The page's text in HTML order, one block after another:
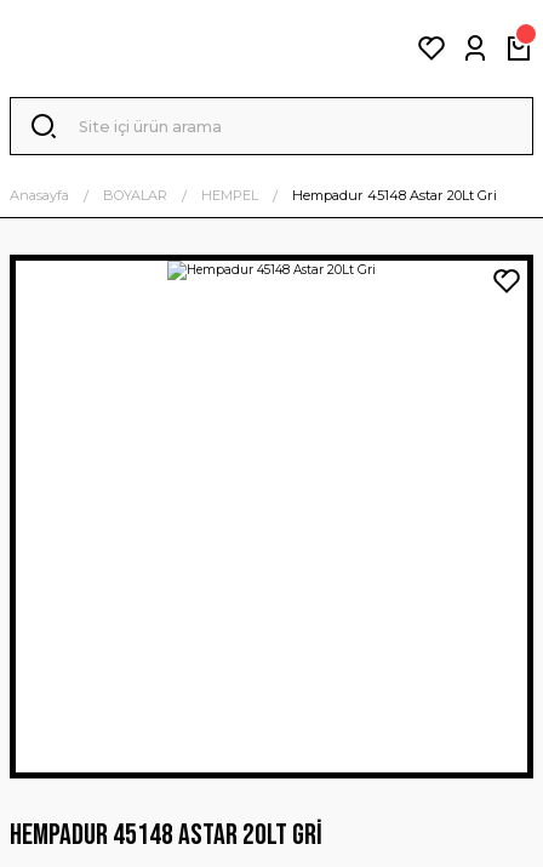
Anasayfa BOYALAR HEMPEL Hempadur 45148 Astar 20Lt Gri
Hempadur 45148 Astar 20Lt Gri